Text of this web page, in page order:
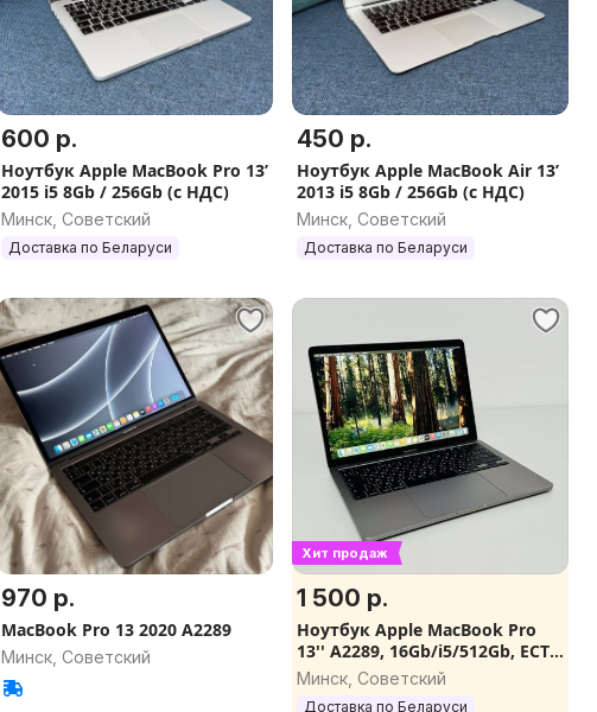
600 р.
Ноутбук Apple MacBook Pro 13’
2015 i5 8Gb / 256Gb (с НДС)
Минск, Советский
Доставка по Беларуси
450 р.
Ноутбук Apple MacBook Air 13’
2013 i5 8Gb / 256Gb (с НДС)
Минск, Советский
Доставка по Беларуси
970 р.
MacBook Pro 13 2020 A2289
Минск, Советский
Хит продаж
1 500 р.
Ноутбук Apple MacBook Pro
13'' А2289, 16Gb/i5/512Gb, ЕСТЬ
ВЫБОР
Минск, Советский
Доставка по Беларуси